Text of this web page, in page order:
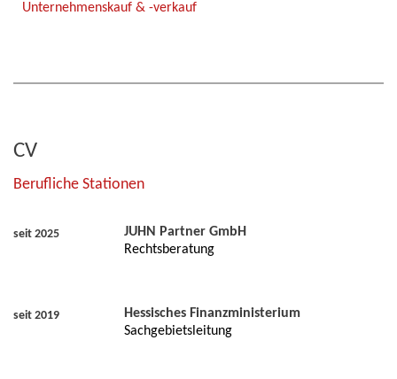
Unternehmenskauf & -verkauf
CV
Berufliche Stationen
seit 2025
JUHN Partner GmbH
Rechtsberatung
seit 2019
Hessisches Finanzministerium
Sachgebietsleitung